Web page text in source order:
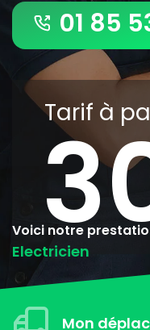
01 85
Tarif à
Voici notre
Electricien
Mon